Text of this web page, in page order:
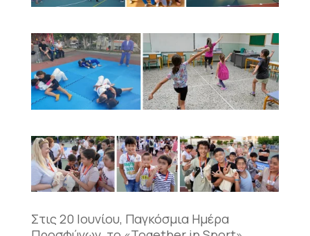
Στις 20 Ιουνίου, Παγκόσμια Ημέρα